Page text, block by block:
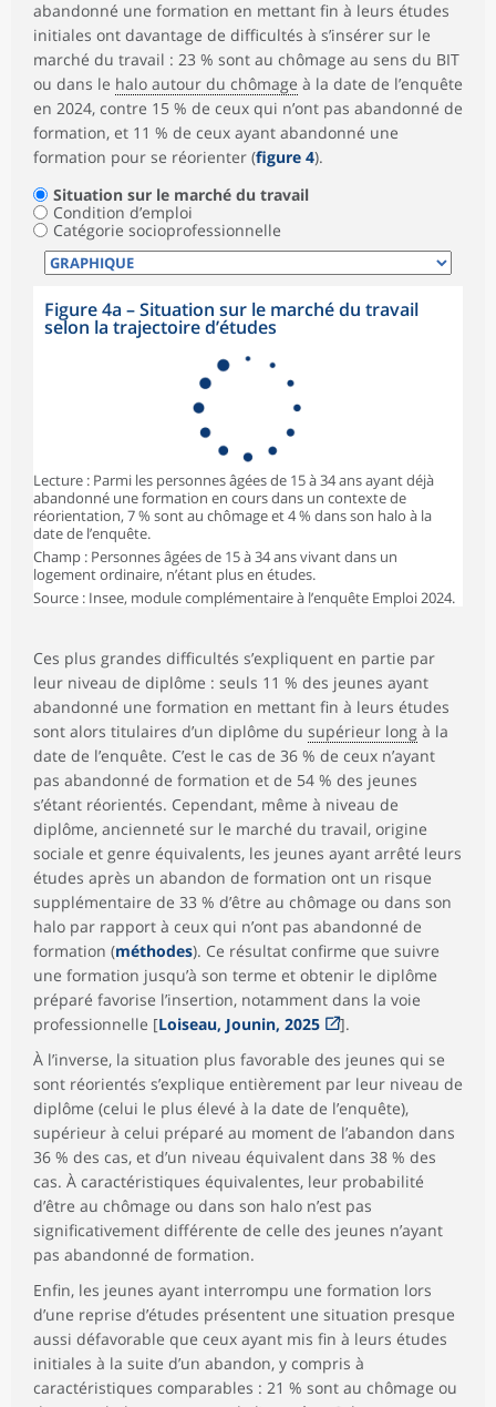
abandonné une formation en mettant fin à leurs études
initiales ont davantage de difficultés à s’insérer sur le
marché du travail : 23 % sont au chômage au sens du BIT
ou dans le halo autour du chômage à la date de l’enquête
en 2024, contre 15 % de ceux qui n’ont pas abandonné de
formation, et 11 % de ceux ayant abandonné une
formation pour se réorienter (figure 4).
Situation sur le marché du travail
Condition d’emploi
Catégorie socioprofessionnelle
Figure 4a – Situation sur le marché du travail
selon la trajectoire d’études
Lecture : Parmi les personnes âgées de 15 à 34 ans ayant déjà
abandonné une formation en cours dans un contexte de
réorientation, 7 % sont au chômage et 4 % dans son halo à la
date de l’enquête.
Champ : Personnes âgées de 15 à 34 ans vivant dans un
logement ordinaire, n’étant plus en études.
Source : Insee, module complémentaire à l’enquête Emploi 2024.
Ces plus grandes difficultés s’expliquent en partie par
leur niveau de diplôme : seuls 11 % des jeunes ayant
abandonné une formation en mettant fin à leurs études
sont alors titulaires d’un diplôme du supérieur long à la
date de l’enquête. C’est le cas de 36 % de ceux n’ayant
pas abandonné de formation et de 54 % des jeunes
s’étant réorientés. Cependant, même à niveau de
diplôme, ancienneté sur le marché du travail, origine
sociale et genre équivalents, les jeunes ayant arrêté leurs
études après un abandon de formation ont un risque
supplémentaire de 33 % d’être au chômage ou dans son
halo par rapport à ceux qui n’ont pas abandonné de
formation (méthodes). Ce résultat confirme que suivre
une formation jusqu’à son terme et obtenir le diplôme
préparé favorise l’insertion, notamment dans la voie
professionnelle [Loiseau, Jounin, 2025
].
À l’inverse, la situation plus favorable des jeunes qui se
sont réorientés s’explique entièrement par leur niveau de
diplôme (celui le plus élevé à la date de l’enquête),
supérieur à celui préparé au moment de l’abandon dans
36 % des cas, et d’un niveau équivalent dans 38 % des
cas. À caractéristiques équivalentes, leur probabilité
d’être au chômage ou dans son halo n’est pas
significativement différente de celle des jeunes n’ayant
pas abandonné de formation.
Enfin, les jeunes ayant interrompu une formation lors
d’une reprise d’études présentent une situation presque
aussi défavorable que ceux ayant mis fin à leurs études
initiales à la suite d’un abandon, y compris à
caractéristiques comparables : 21 % sont au chômage ou